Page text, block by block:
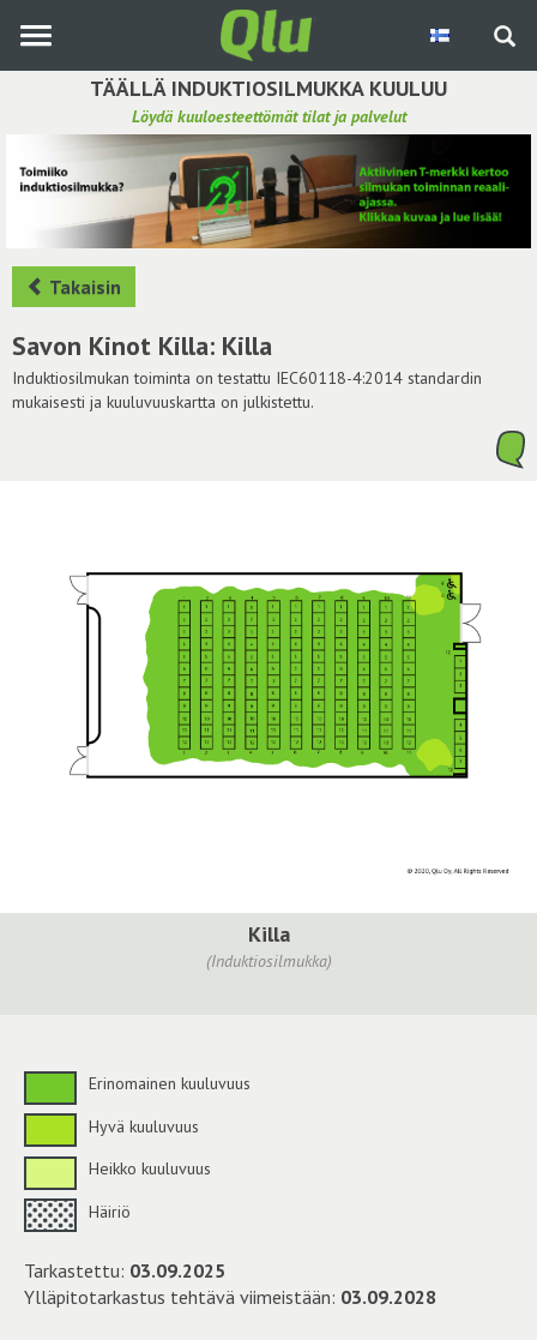
pääsisältöön
TÄÄLLÄ INDUKTIOSILMUKKA KUULUU
Löydä kuuloesteettömät tilat ja palvelut
Etsi induktiosilmukka
Tee ehdotus ja vaikuta kuulemiskokemukseen
Hae ehdotuksia
Käyttöohje
Yhteydenottopyyntö
Takaisin
Savon Kinot Killa: Killa
Induktiosilmukan toiminta on testattu IEC60118-4:2014 standardin
mukaisesti ja kuuluvuuskartta on julkistettu.
Killa
(Induktiosilmukka)
Erinomainen kuuluvuus
Hyvä kuuluvuus
Heikko kuuluvuus
Häiriö
Tarkastettu: 03.09.2025
Ylläpitotarkastus tehtävä viimeistään: 03.09.2028